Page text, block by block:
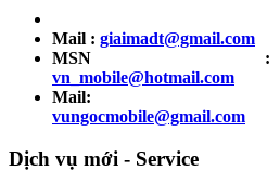
Mail : giaimadt@gmail.com
MSN :
vn_mobile@hotmail.com
Mail:
vungocmobile@gmail.com
Dịch vụ mới - Service